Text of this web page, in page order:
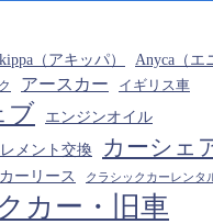
（アキッパ） Anyca（エ
アースカー イギリス車
ブ エンジンオイル
メント交換 カーシェ
カーリース クラシックカーレンタ
カー・旧車